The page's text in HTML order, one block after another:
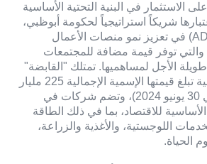
الاستثمار في البنية التحتية الأساسية
شريكاً استراتيجياً لحكومة أبوظبي،
تستثمر "القابضة" (ADQ) في تعزيز نمو منصات الأعمال
والتي توفر قيمة مضافة للمجتمعات
طويلة الأجل لمساهميها. تمتلك "القابضة"
(ADQ) محفظة متنامية تبلغ قيمتها الإسمية الإجمالية 225 مليار
دولار أمريكي (كما في 30 يونيو 2024)، وتضم شركات في
للاقتصاد، بما في ذلك الطاقة
اللوجستية، والأغذية والزراعة،
الحياة.